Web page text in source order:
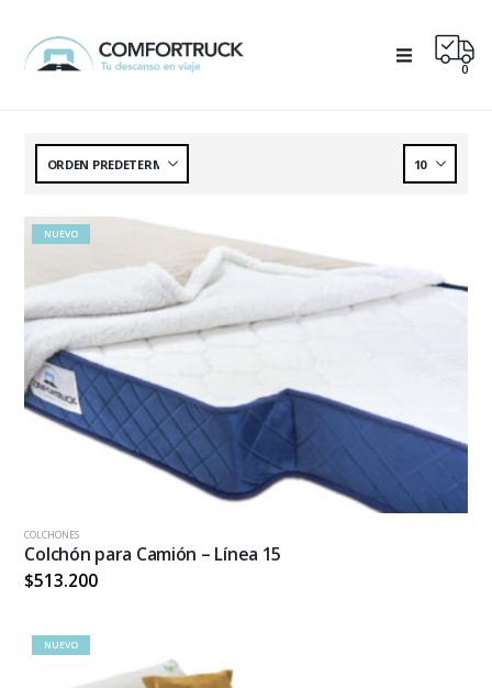
0
NUEVO
producto
múltiples
Las
opciones
COLCHONES
Colchón para Camión – Línea 15
$513.200
NUEVO